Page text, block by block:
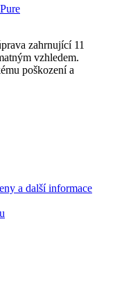
zahrnující 11
vzhledem.
poškození a
a další informace